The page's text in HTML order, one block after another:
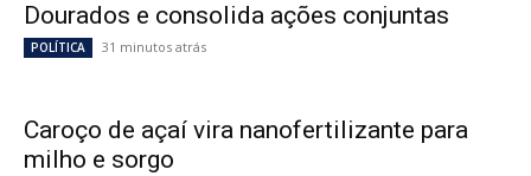
Dourados e consolida ações conjuntas
POLÍTICA 31 minutos atrás
Caroço de açaí vira nanofertilizante para
milho e sorgo